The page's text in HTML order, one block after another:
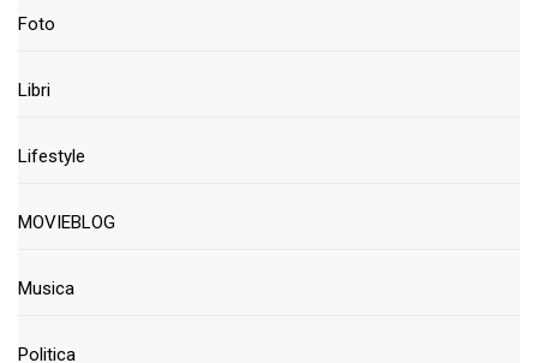
Foto
Libri
Lifestyle
MOVIEBLOG
Musica
Politica